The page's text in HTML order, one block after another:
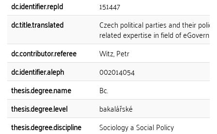
dc.identifier.repId
151447
dc.title.translated
Czech political parties and their policy-
related expertise in field of
dc.contributor.referee
Witz, Petr
dc.identifier.aleph
002014054
thesis.degree.name
Bc.
thesis.degree.level
bakalářské
thesis.degree.discipline
Sociology a Social Policy